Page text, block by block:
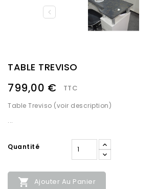

TABLE TREVISO
799,00 € TTC
Table Treviso (voir description)
...
Quantité
 Ajouter Au Panier